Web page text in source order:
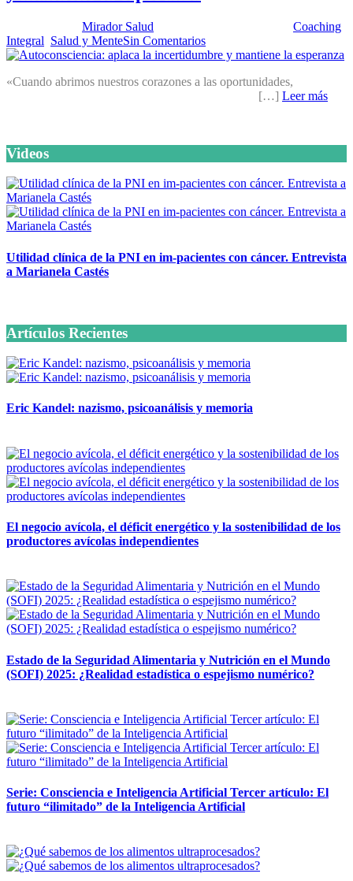
Mirador Salud
Coaching
Integral Salud y MenteSin Comentarios
«Cuando abrimos nuestros corazones a las oportunidades,
[…] Leer más
Videos
Utilidad clínica de la PNI en im-pacientes con cáncer. Entrevista
a Marianela Castés
Artículos Recientes
Eric Kandel: nazismo, psicoanálisis y memoria
El negocio avícola, el déficit energético y la sostenibilidad de los
productores avícolas independientes
Estado de la Seguridad Alimentaria y Nutrición en el Mundo
(SOFI) 2025: ¿Realidad estadística o espejismo numérico?
Serie: Consciencia e Inteligencia Artificial Tercer artículo: El
futuro “ilimitado” de la Inteligencia Artificial